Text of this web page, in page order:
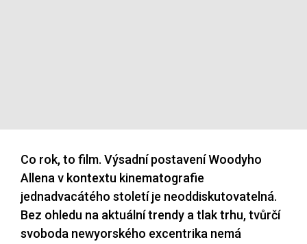
Co rok, to film. Výsadní postavení Woodyho
Allena v kontextu kinematografie
jednadvacátého století je neoddiskutovatelná.
Bez ohledu na aktuální trendy a tlak trhu, tvůrčí
svoboda newyorského excentrika nemá